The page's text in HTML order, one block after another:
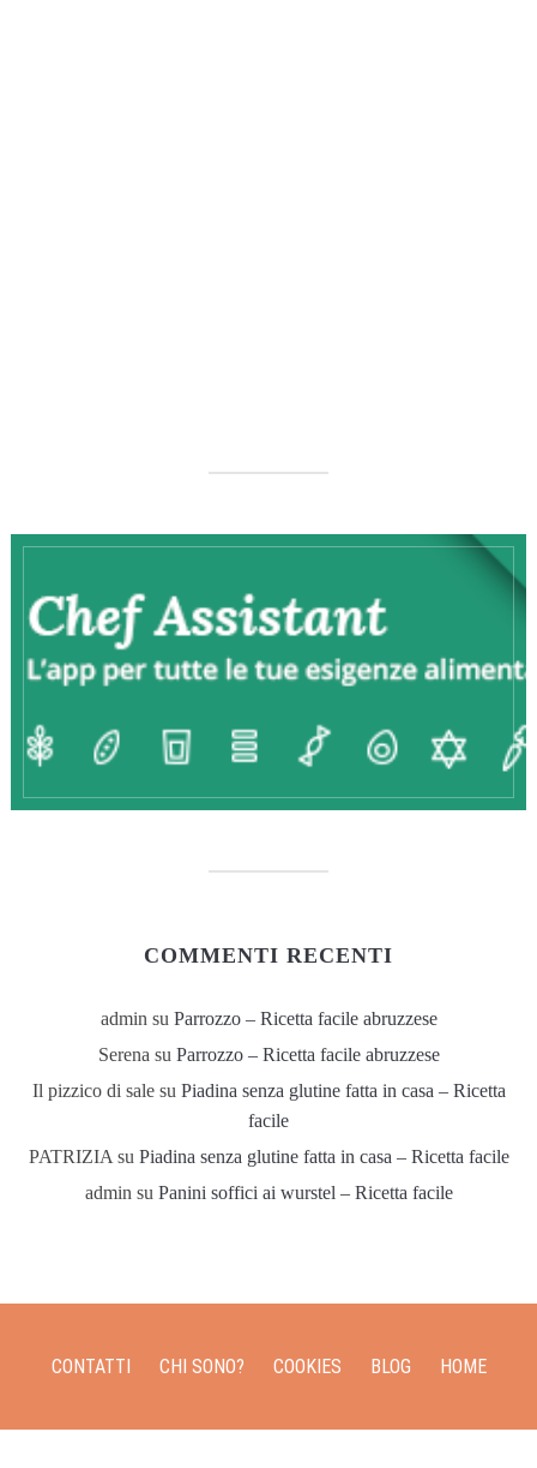
COMMENTI RECENTI
admin su Parrozzo – Ricetta facile abruzzese
Serena su Parrozzo – Ricetta facile abruzzese
Il pizzico di salesu Piadina senza glutine fatta in casa – Ricetta
facile
PATRIZIA su Piadina senza glutine fatta in casa – Ricetta facile
admin su Panini soffici ai wurstel – Ricetta facile
CONTATTI CHI SONO? COOKIES BLOG HOME